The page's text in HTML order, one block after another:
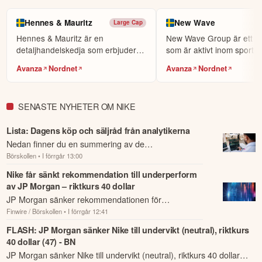
Hennes & Mauritz Large Cap
Hennes & Mauritz är en
detaljhandelskedja som erbjuder
Avanza Nordnet
New Wave
New Wave Group är ett
som är aktivt inom sport-
Avanza Nordnet
SENASTE NYHETER OM NIKE
Lista: Dagens köp och säljråd från analytikerna
Nedan finner du en summering av de
analysrekommendationer och riktkursförändringar
som har rapporterats om idag den 4 augusti.
Börskollen • I förrgår 13:00
Nike får sänkt rekommendation till underperform
av JP Morgan – riktkurs 40 dollar
JP Morgan sänker rekommendationen för
sportklädesbolaget Nike till underperform från neutral
och sänker riktkursen till 40 dollar från 47 do...
Finwire / Börskollen • I förrgår 12:41
FLASH: JP Morgan sänker Nike till undervikt (neutral), riktkurs
40 dollar (47) - BN
JP Morgan sänker Nike till undervikt (neutral), riktkurs 40 dollar